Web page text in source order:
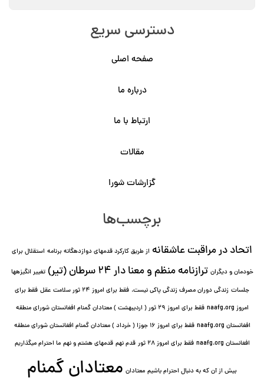
دسترسی سریع
صفحه اصلی
درباره ما
ارتباط با ما
مقالات
گزارشات شورا
برچسب‌ها
اتحاد در مراقبت عاشقانه از طریق کارکرد قدمهای دوازده⁯گانه برنامه استقلال برای
خودمان و دیگران ترازنامه منظم و معنا دار ٢۴ سرطان (تیر)
تغییر انگیزه⁯ها
جلسات زندگی دوران مصرف زندگی پاکی نیست. فقط برای امروز 24 ثور سلامت عقل
فقط برای
امروز naafg.org
فقط برای امروز ٢٩ ثور ( اردیبهشت ) معتادان گمنام افغانستان شورای منطقه
افغانستان naafg.org
فقط برای امروز ۱۶ جوزا ( خرداد ) معتادان گمنام افغانستان شورای منطقه
افغانستان naafg.org
فقط برای امروز ۲۸ ثور قدم نهم قدمهای هشتم و نهم ما احترام میگذاریم
بیش از آن که به دنبال احترام باشیم معتادان معتادان گمنام